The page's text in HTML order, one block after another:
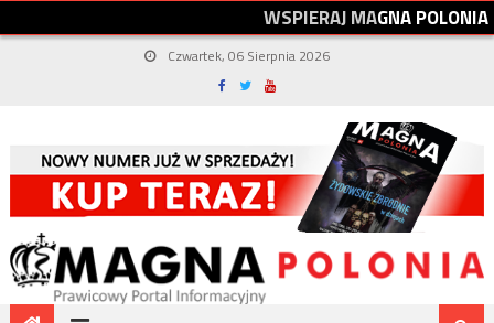
WSPIERAJMAGNAPOLONIA
Czwartek, 06 Sierpnia 2026